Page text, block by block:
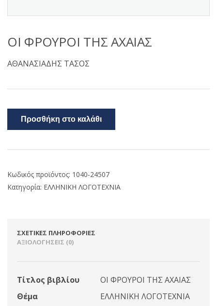
ΟΙ ΦΡΟΥΡΟΙ ΤΗΣ ΑΧΑΙΑΣ
ΑΘΑΝΑΣΙΑΔΗΣ ΤΑΣΟΣ
Προσθήκη στο καλάθι
Κωδικός προϊόντος: 1040-24507
Κατηγορία: ΕΛΛΗΝΙΚΗ ΛΟΓΟΤΕΧΝΙΑ
ΣΧΕΤΙΚΈΣ ΠΛΗΡΟΦΟΡΊΕΣ
ΑΞΙΟΛΟΓΉΣΕΙΣ (0)
Τίτλος βιβλίου
ΟΙ ΦΡΟΥΡΟΙ ΤΗΣ ΑΧΑΙΑΣ
Θέμα
ΕΛΛΗΝΙΚΗ ΛΟΓΟΤΕΧΝΙΑ